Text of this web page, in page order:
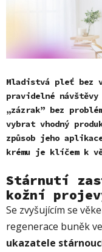
Mladistvá pleť bez
pravidelné
„zázrak” bez
vybrat vhodný
způsob jeho
krému je klíčem k
Stárnutí
kožní
Se zvyšujícím se
regenerace buněk
ukazatele